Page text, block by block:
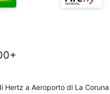
Hertz a Aeroporto di La Coruna